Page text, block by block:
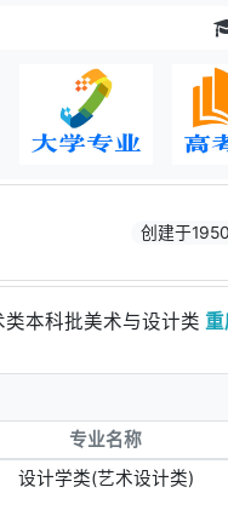
创建于
本科批美术与设计类
专业名称
设计学类(艺术设计类)